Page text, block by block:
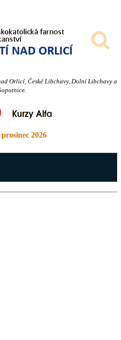
Orlicí, České Libchavy, Dolní Libchavy a
2026